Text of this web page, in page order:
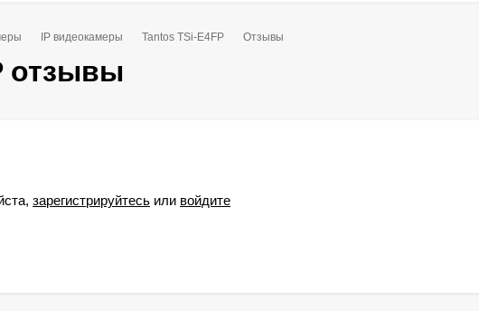
IP видеокамеры Tantos TSi-E4FP Отзывы
отзывы
зарегистрируйтесь или войдите